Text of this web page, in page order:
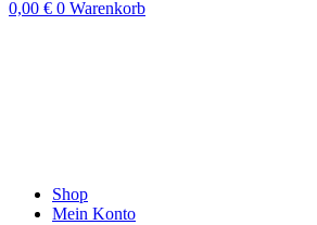
0,00 € 0 Warenkorb
Shop
Mein Konto